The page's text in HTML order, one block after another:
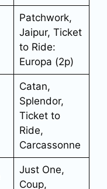
Patchwork,
Jaipur, Ticket
to Ride:
Europa (2p)
Catan,
Splendor,
Ticket to
Ride,
Carcassonne
Just One,
Coup,